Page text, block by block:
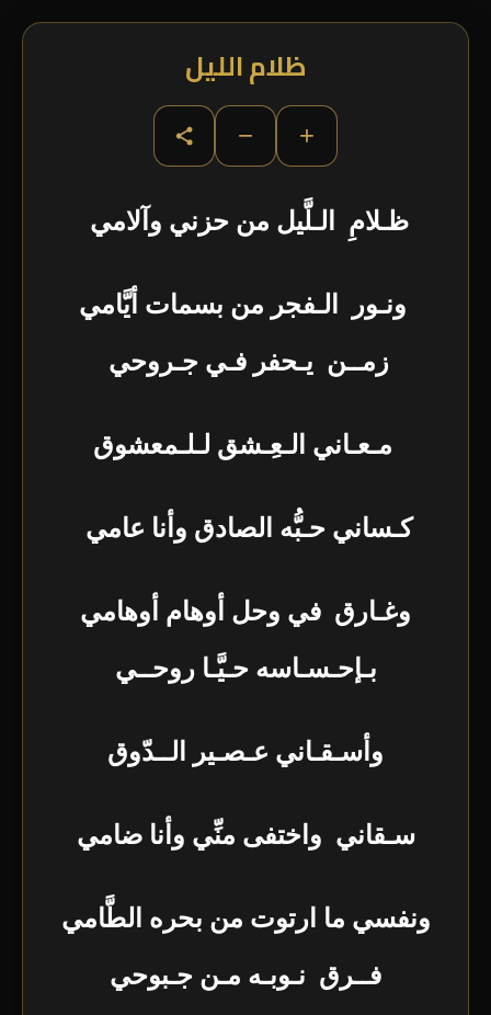
ظلام الليل
+
−
ظـلامِ الـلَّيل من حزني وآلامي
ونـور الـفجر من بسمات أيَّامي
زمــن يـحفر فـي جـروحي
مـعـاني الـعِـشق لـلـمعشوق
كـساني حـبُّه الصادق وأنا عامي
وغـارق في وحل أوهام أوهامي
بـإحـسـاسه حـيَّـا روحــي
وأسـقـاني عـصـير الــدّوق
سـقاني واختفى منِّي وأنا ضامي
ونفسي ما ارتوت من بحره الطَّامي
فــرق نـوبـه مـن جـبوحي